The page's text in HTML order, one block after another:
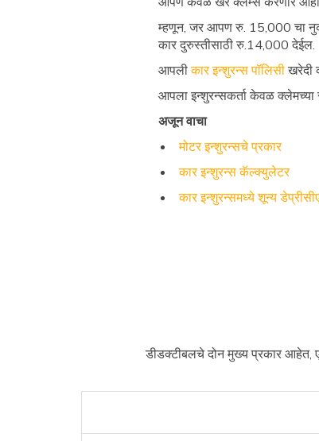
म्हणून, जर आपण रु. 15,000 चा
कार दुरुस्तीसाठी रु.14,000 देईल.
आपलीकार इन्शुरन्स पॉलिसीखरेदी
आपला इन्शुरन्सकर्ता केवळ
अजून वाचा
मोटर इन्शुरन्सचे प्रकार
कार इन्शुरन्स कॅल्क्युलेटर
कार इन्शुरन्समध्ये शून्य
डीडक्टीबलचे दोन मुख्य प्रकार